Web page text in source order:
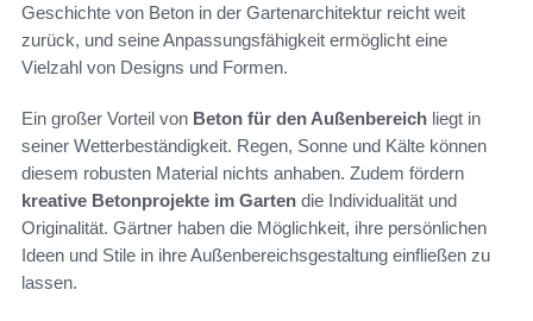
Geschichte von Beton in der Gartenarchitektur reicht weit
zurück, und seine Anpassungsfähigkeit ermöglicht eine
Vielzahl von Designs und Formen.
Ein großer Vorteil von Beton für den Außenbereich liegt in
seiner Wetterbeständigkeit. Regen, Sonne und Kälte können
diesem robusten Material nichts anhaben. Zudem fördern
kreative Betonprojekte im Garten die Individualität und
Originalität. Gärtner haben die Möglichkeit, ihre persönlichen
Ideen und Stile in ihre Außenbereichsgestaltung einfließen zu
lassen.